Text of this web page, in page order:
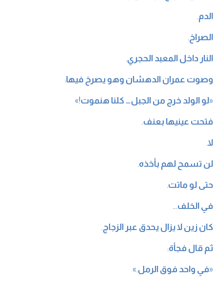
الدم.
الصراخ.
النار داخل المعبد الحجري.
وصوت عمران الدهشان وهو يصرخ فيها:
«لو الولد خرج من الجبل… كلنا هنموت!»
فتحت عينيها بعنف.
لا.
لن تسمح لهم بأخذه.
حتى لو ماتت.
في الخلف…
كان زين لا يزال يحدق عبر الزجاج.
ثم قال فجأة:
«في واحد فوق الرمل.»